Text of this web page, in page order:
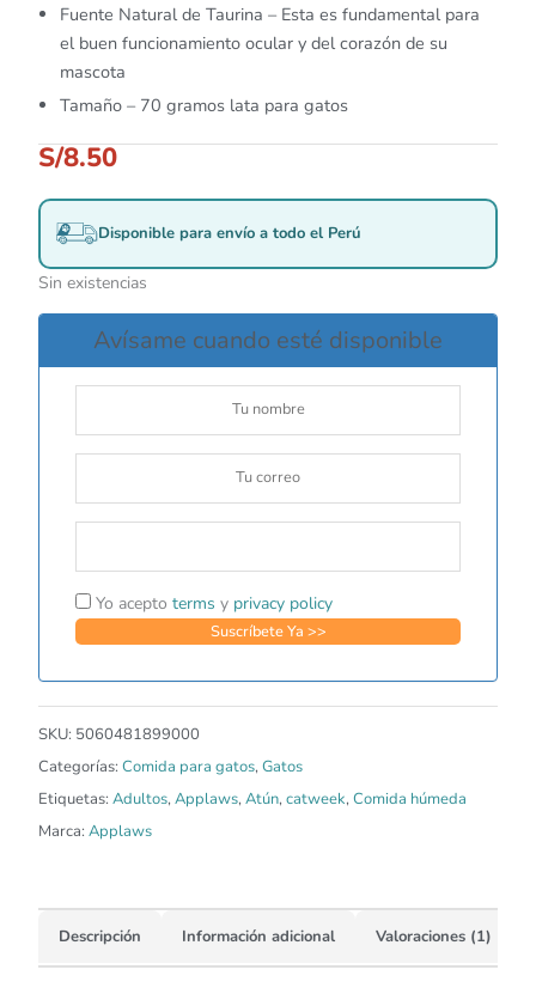
Fuente Natural de Taurina – Esta es fundamental para
el buen funcionamiento ocular y del corazón de su
mascota
Tamaño – 70 gramos lata para gatos
S/8.50
Disponible para envío a todo el Perú
Sin existencias
Avísame cuando esté disponible
Yo acepto terms y privacy policy
SKU: 5060481899000
Categorías: Comida para gatos,Gatos
Etiquetas: Adultos,Applaws,Atún,catweek,Comida húmeda
Marca: Applaws
Descripción Información adicional Valoraciones (1)